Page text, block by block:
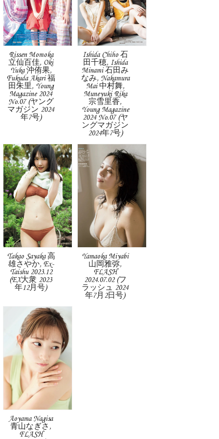
Rissen Momoka
立仙百佳, Oki
Yuka 沖侑果,
Fukuda Akari 福
田朱里, Young
Magazine 2024
No.07 (ヤング
マガジン 2024
年7号)
Ishida Chiho 石
田千穂, Ishida
Minami 石田み
なみ, Nakamura
Mai 中村舞,
Muneyuki Rika
宗雪里香,
Young Magazine
2024 No.07 (ヤ
ングマガジン
2024年7号)
Takao Sayaka 高
雄さやか, Ex-
Taishu 2023.12
(EX大衆 2023
年12月号)
Yamaoka Miyabi
山岡雅弥,
FLASH
2024.07.02 (フ
ラッシュ 2024
年7月2日号)
Aoyama Nagisa
青山なぎさ,
FLASH